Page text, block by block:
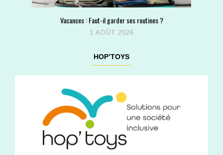
Vacances : Faut-il garder ses routines ?
1 AOÛT 2026
HOP’TOYS